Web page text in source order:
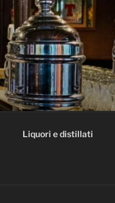
Liquori e distillati